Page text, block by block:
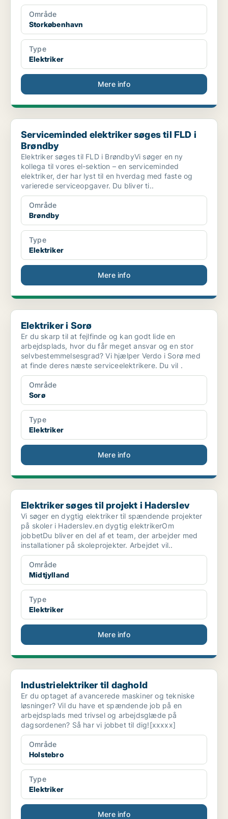
Område
Storkøbenhavn
Type
Elektriker
Mere info
Serviceminded elektriker søges til FLD i Brøndby
Serviceminded elektriker søges til FLD i
Brøndby
Elektriker søges til FLD i BrøndbyVi søger en ny
kollega til vores el-sektion – en serviceminded
elektriker, der har lyst til en hverdag med faste og
varierede serviceopgaver. Du bliver ti..
Område
Brøndby
Type
Elektriker
Mere info
Elektriker i Sorø
Elektriker i Sorø
Er du skarp til at fejlfinde og kan godt lide en
arbejdsplads, hvor du får meget ansvar og en stor
selvbestemmelsesgrad? Vi hjælper Verdo i Sorø med
at finde deres næste serviceelektrikere. Du vil .
Område
Sorø
Type
Elektriker
Mere info
Elektriker søges til projekt i Haderslev
Elektriker søges til projekt i Haderslev
Vi søger en dygtig elektriker til spændende projekter
på skoler i Haderslev.en dygtig elektrikerOm
jobbetDu bliver en del af et team, der arbejder med
installationer på skoleprojekter. Arbejdet vil..
Område
Midtjylland
Type
Elektriker
Mere info
Industrielektriker til daghold
Industrielektriker til daghold
Er du optaget af avancerede maskiner og tekniske
løsninger? Vil du have et spændende job på en
arbejdsplads med trivsel og arbejdsglæde på
dagsordenen? Så har vi jobbet til dig![xxxxx]
Område
Holstebro
Type
Elektriker
Mere info